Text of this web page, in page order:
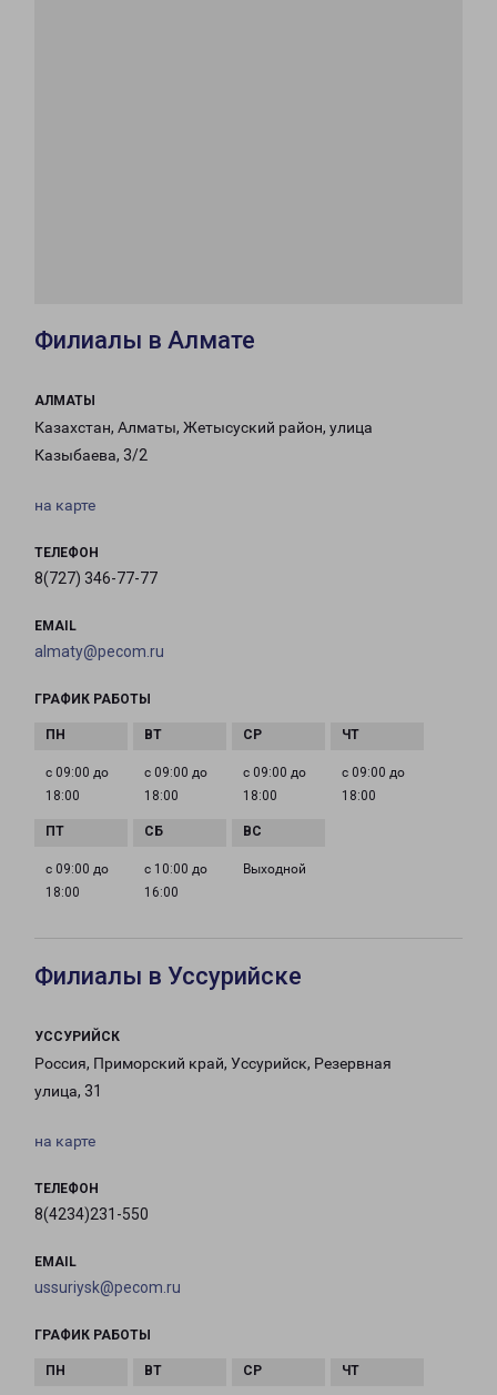
Филиалы в Алмате
АЛМАТЫ
Казахстан, Алматы, Жетысуский район, улица
Казыбаева, 3/2
на карте
ТЕЛЕФОН
8(727) 346-77-77
EMAIL
almaty@pecom.ru
ГРАФИК РАБОТЫ
с 09:00 до
18:00
с 09:00 до
18:00
с 09:00 до
18:00
с 09:00 до
18:00
с 09:00 до
18:00
с 10:00 до
16:00
Выходной
Филиалы в Уссурийске
УССУРИЙСК
Россия, Приморский край, Уссурийск, Резервная
улица, 31
на карте
ТЕЛЕФОН
8(4234)231-550
EMAIL
ussuriysk@pecom.ru
ГРАФИК РАБОТЫ